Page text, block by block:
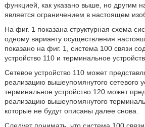
функцией, как указано выше, но другим
является ограничением в настоящем
На фиг. 1 показана структурная схема
одному варианту осуществления
показано на фиг. 1, система 100 связи
устройство 110 и терминальное
Сетевое устройство 110 может
реализацию вышеупомянутого сетевого
терминальное устройство 120 может
реализацию вышеупомянутого
которые не будут описаны далее снова.
Следует понимать, что система 100